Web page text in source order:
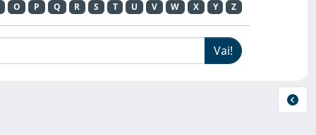
O P Q R S T U V W X Y Z